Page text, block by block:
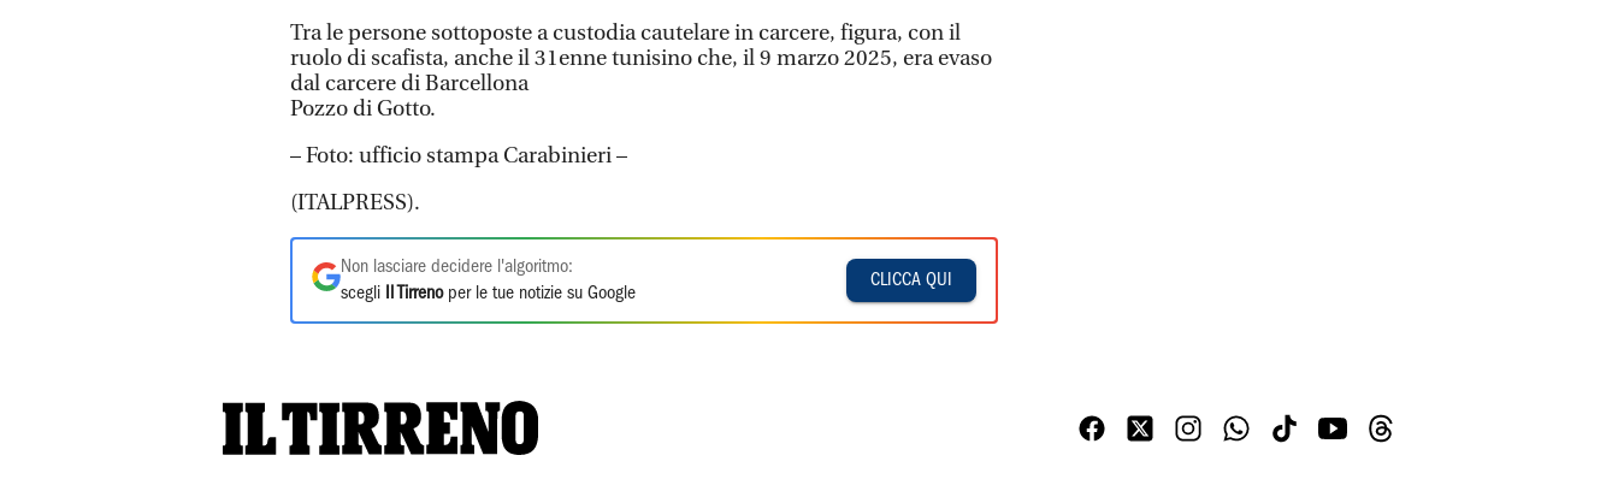
Tra le persone sottoposte a custodia cautelare in carcere, figura, con il
ruolo di scafista, anche il 31enne tunisino che, il 9 marzo 2025, era evaso
dal carcere di Barcellona
Pozzo di Gotto.
– Foto: ufficio stampa Carabinieri –
(ITALPRESS).
Non lasciare decidere l'algoritmo:
scegli
Il Tirrenoper le tue notizie su Google
CLICCA QUI